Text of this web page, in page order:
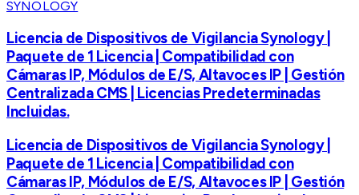
SYNOLOGY
Licencia de Dispositivos de Vigilancia Synology |
Paquete de 1 Licencia | Compatibilidad con
Cámaras IP, Módulos de E/S, Altavoces IP | Gestión
Centralizada CMS | Licencias Predeterminadas
Incluidas.
Licencia de Dispositivos de Vigilancia Synology |
Paquete de 1 Licencia | Compatibilidad con
Cámaras IP, Módulos de E/S, Altavoces IP | Gestión